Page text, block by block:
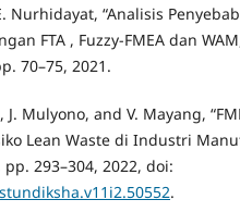
Nurhidayat, “Analisis
FTA , Fuzzy-FMEA dan
70–75, 2021.
Mulyono, and V. Mayang,
Lean Waste di Industri
293–304, 2022, doi:
.